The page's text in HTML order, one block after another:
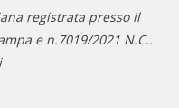
registrata presso il
e n.7019/2021 N.C..